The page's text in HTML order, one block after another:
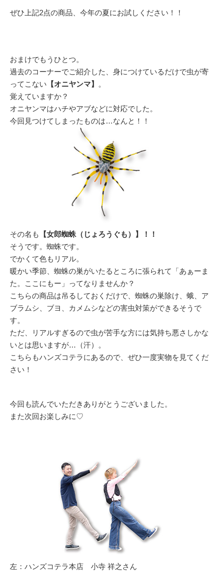
ぜひ上記2点の商品、今年の夏にお試しください！！
おまけでもうひとつ。
過去のコーナーでご紹介した、身につけているだけで虫が寄
ってこない 【オニヤンマ】 。
覚えていますか？
オニヤンマはハチやアブなどに対応でした。
今回見つけてしまったものは…なんと！！
その名も
【女郎蜘蛛（じょろうぐも）】！！
そうです。蜘蛛です。
でかくて色もリアル。
暖かい季節、蜘蛛の巣がいたるところに張られて「あぁーま
た。ここにもー」ってなりませんか？
こちらの商品は吊るしておくだけで、蜘蛛の巣除け、蛾、ア
ブラムシ、ブヨ、カメムシなどの害虫対策ができるそうで
す。
ただ、リアルすぎるので虫が苦手な方には気持ち悪さしかな
いとは思いますが…（汗）。
こちらもハンズコテラにあるので、ぜひ一度実物を見てくだ
さい！
今回も読んでいただきありがとうございました。
また次回お楽しみに♡
左：ハンズコテラ本店 小寺 祥之さん